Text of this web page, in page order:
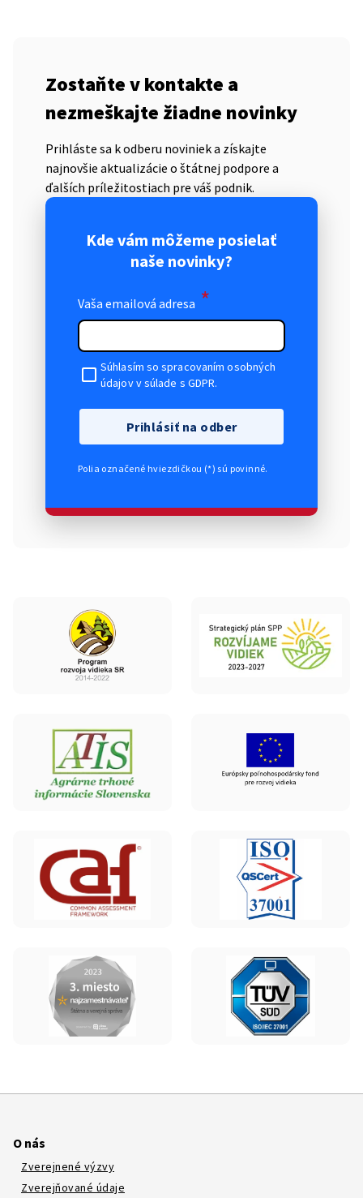
Zostaňte v kontakte a
nezmeškajte žiadne novinky
Prihláste sa k odberu noviniek a získajte
najnovšie aktualizácie o štátnej podpore a
ďalších príležitostiach pre váš podnik.
Kde vám môžeme posielať
naše novinky?
Vaša emailová adresa *
Súhlasím so spracovaním osobných
údajov v súlade s GDPR.
Prihlásiť na odber
Polia označené hviezdičkou (*) sú povinné.
O nás
Zverejnené výzvy
Zverejňované údaje